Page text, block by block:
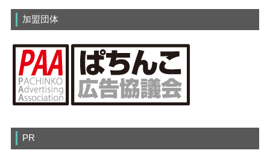
加盟団体
PR